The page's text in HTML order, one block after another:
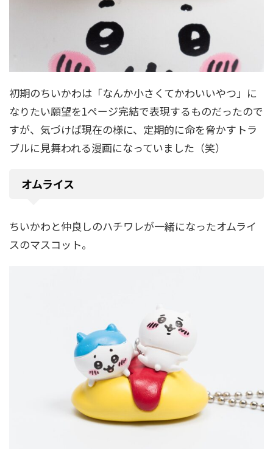
初期のちいかわは「なんか小さくてかわいいやつ」に
なりたい願望を1ページ完結で表現するものだったので
すが、気づけば現在の様に、定期的に命を脅かすトラ
ブルに見舞われる漫画になっていました（笑）
オムライス
ちいかわと仲良しのハチワレが一緒になったオムライ
スのマスコット。